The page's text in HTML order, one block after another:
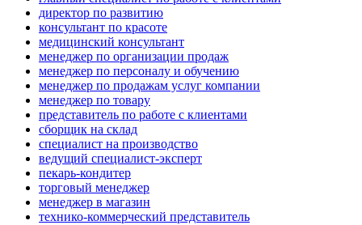
директор по развитию
консультант по красоте
медицинский консультант
менеджер по организации продаж
менеджер по персоналу и обучению
менеджер по продажам услуг компании
менеджер по товару
представитель по работе с клиентами
сборщик на склад
специалист на производство
ведущий специалист-эксперт
пекарь-кондитер
торговый менеджер
менеджер в магазин
технико-коммерческий представитель